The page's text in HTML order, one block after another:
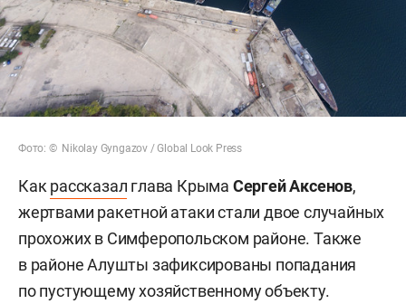
Фото: © Nikolay Gyngazov / Global Look Press
Как рассказал глава Крыма Сергей Аксенов,
жертвами ракетной атаки стали двое случайных
прохожих в Симферопольском районе. Также
в районе Алушты зафиксированы попадания
по пустующему хозяйственному объекту.